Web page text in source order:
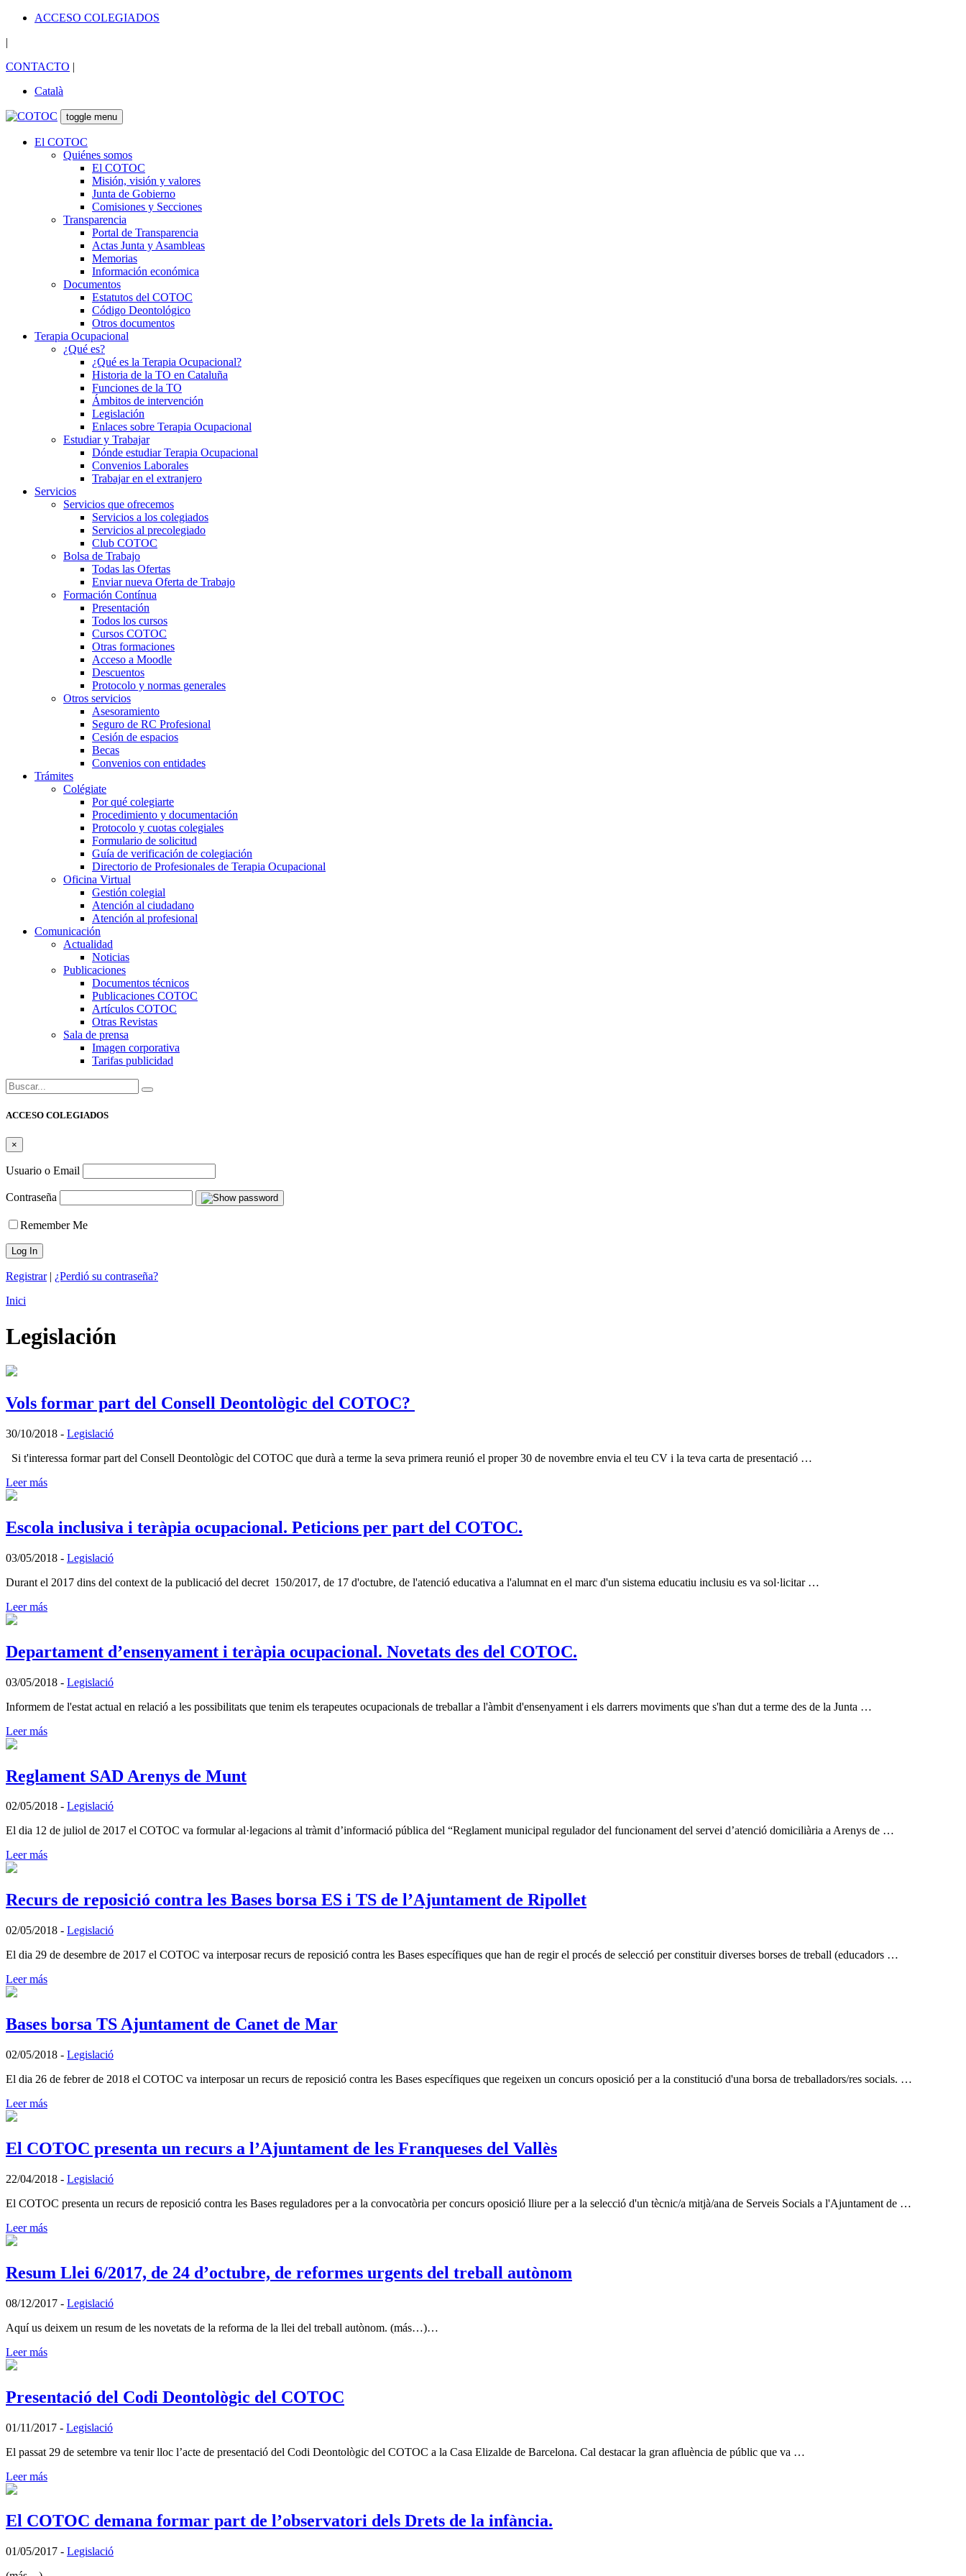
ACCESO COLEGIADOS
|
CONTACTO |
Català
toggle menu
El COTOC
Quiénes somos
El COTOC
Misión, visión y valores
Junta de Gobierno
Comisiones y Secciones
Transparencia
Portal de Transparencia
Actas Junta y Asambleas
Memorias
Información económica
Documentos
Estatutos del COTOC
Código Deontológico
Otros documentos
Terapia Ocupacional
¿Qué es?
¿Qué es la Terapia Ocupacional?
Historia de la TO en Cataluña
Funciones de la TO
Ámbitos de intervención
Legislación
Enlaces sobre Terapia Ocupacional
Estudiar y Trabajar
Dónde estudiar Terapia Ocupacional
Convenios Laborales
Trabajar en el extranjero
Servicios
Servicios que ofrecemos
Servicios a los colegiados
Servicios al precolegiado
Club COTOC
Bolsa de Trabajo
Todas las Ofertas
Enviar nueva Oferta de Trabajo
Formación Contínua
Presentación
Todos los cursos
Cursos COTOC
Otras formaciones
Acceso a Moodle
Descuentos
Protocolo y normas generales
Otros servicios
Asesoramiento
Seguro de RC Profesional
Cesión de espacios
Becas
Convenios con entidades
Trámites
Colégiate
Por qué colegiarte
Procedimiento y documentación
Protocolo y cuotas colegiales
Formulario de solicitud
Guía de verificación de colegiación
Directorio de Profesionales de Terapia Ocupacional
Oficina Virtual
Gestión colegial
Atención al ciudadano
Atención al profesional
Comunicación
Actualidad
Noticias
Publicaciones
Documentos técnicos
Publicaciones COTOC
Artículos COTOC
Otras Revistas
Sala de prensa
Imagen corporativa
Tarifas publicidad
Buscar:
ACCESO COLEGIADOS
×
Usuario o Email
Contraseña
Remember Me
Registrar| ¿Perdió su contraseña?
Inici
Legislación
Vols formar part del Consell Deontològic del COTOC?
30/10/2018 - Legislació
Si t'interessa formar part del Consell Deontològic del COTOC que durà a terme la seva primera reunió el proper 30 de novembre envia el teu CV i la teva carta de presentació …
Leer más
Escola inclusiva i teràpia ocupacional. Peticions per part del COTOC.
03/05/2018 - Legislació
Durant el 2017 dins del context de la publicació del decret 150/2017, de 17 d'octubre, de l'atenció educativa a l'alumnat en el marc d'un sistema educatiu inclusiu es va sol·licitar …
Leer más
Departament d’ensenyament i teràpia ocupacional. Novetats des del COTOC.
03/05/2018 - Legislació
Informem de l'estat actual en relació a les possibilitats que tenim els terapeutes ocupacionals de treballar a l'àmbit d'ensenyament i els darrers moviments que s'han dut a terme des de la Junta …
Leer más
Reglament SAD Arenys de Munt
02/05/2018 - Legislació
El dia 12 de juliol de 2017 el COTOC va formular al·legacions al tràmit d’informació pública del “Reglament municipal regulador del funcionament del servei d’atenció domiciliària a Arenys de …
Leer más
Recurs de reposició contra les Bases borsa ES i TS de l’Ajuntament de Ripollet
02/05/2018 - Legislació
El dia 29 de desembre de 2017 el COTOC va interposar recurs de reposició contra les Bases específiques que han de regir el procés de selecció per constituir diverses borses de treball (educadors …
Leer más
Bases borsa TS Ajuntament de Canet de Mar
02/05/2018 - Legislació
El dia 26 de febrer de 2018 el COTOC va interposar un recurs de reposició contra les Bases específiques que regeixen un concurs oposició per a la constitució d'una borsa de treballadors/res socials. …
Leer más
El COTOC presenta un recurs a l’Ajuntament de les Franqueses del Vallès
22/04/2018 - Legislació
El COTOC presenta un recurs de reposició contra les Bases reguladores per a la convocatòria per concurs oposició lliure per a la selecció d'un tècnic/a mitjà/ana de Serveis Socials a l'Ajuntament de …
Leer más
Resum Llei 6/2017, de 24 d’octubre, de reformes urgents del treball autònom
08/12/2017 - Legislació
Aquí us deixem un resum de les novetats de la reforma de la llei del treball autònom. (más…)…
Leer más
Presentació del Codi Deontològic del COTOC
01/11/2017 - Legislació
El passat 29 de setembre va tenir lloc l’acte de presentació del Codi Deontològic del COTOC a la Casa Elizalde de Barcelona. Cal destacar la gran afluència de públic que va …
Leer más
El COTOC demana formar part de l’observatori dels Drets de la infància.
01/05/2017 - Legislació